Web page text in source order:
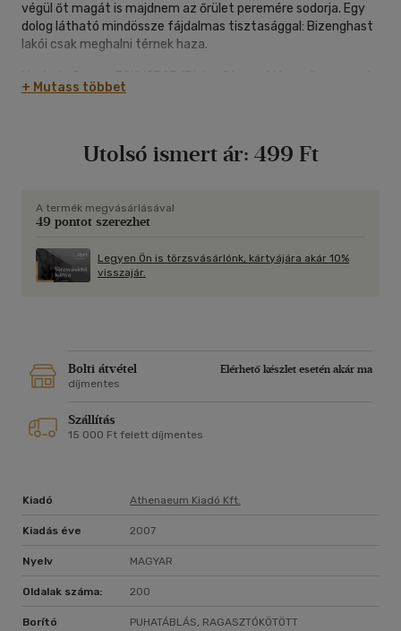
végül őt magát is majdnem az őrület peremére sodorja. Egy
dolog látható mindössze fájdalmas tisztasággal: Bizenghast
lakói csak meghalni térnek haza.
futott be, és a Bizenghasttal olyannyira felejthetetlen
+ Mutass többet
Utolsó ismert ár: 499 Ft
A termék megvásárlásával
49 pontot szerezhet
Legyen Ön is törzsvásárlónk, kártyájára akár 10%
visszajár.
Bolti átvétel
Elérhető készlet esetén akár ma
díjmentes
Szállítás
15 000 Ft felett díjmentes
Kiadó Athenaeum Kiadó Kft.
Kiadás éve 2007
Nyelv MAGYAR
Oldalak száma: 200
Borító PUHATÁBLÁS, RAGASZTÓKÖTÖTT